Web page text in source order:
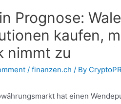
Prognose:
kaufen,
nimmt zu
/finanzen.ch / By CryptoPR
hat einen